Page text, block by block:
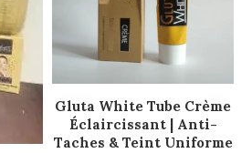
AJOUTER AU PANIER
Gluta White Tube Crème
Éclaircissant | Anti-
Taches & Teint Uniforme